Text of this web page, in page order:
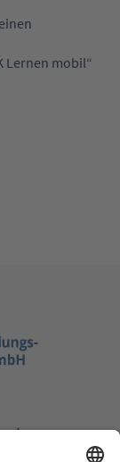
Lernen mobil“